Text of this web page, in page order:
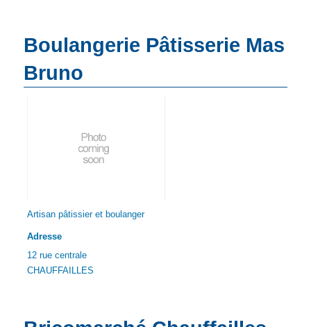
Boulangerie Pâtisserie Mas
Bruno
Artisan pâtissier et boulanger
Adresse
12 rue centrale
CHAUFFAILLES